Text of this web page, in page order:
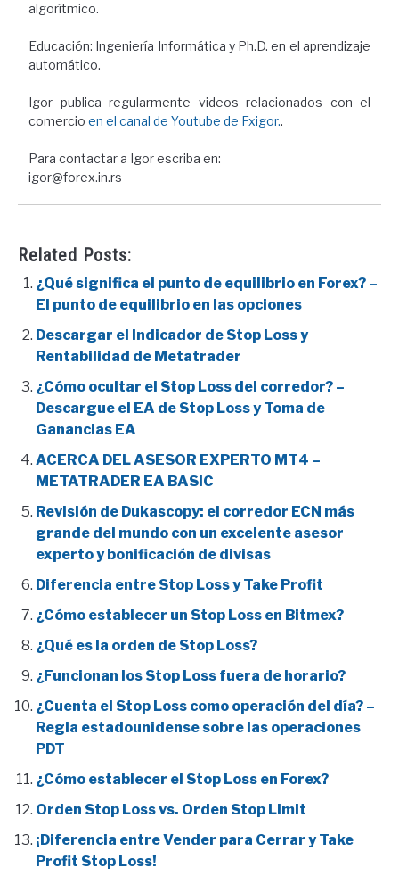
algorítmico.
Educación: Ingeniería Informática y Ph.D. en el aprendizaje
automático.
Igor publica regularmente videos relacionados con el
comercio en el canal de Youtube de Fxigor..
Para contactar a Igor escriba en:
igor@forex.in.rs
Related Posts:
¿Qué significa el punto de equilibrio en Forex? –
El punto de equilibrio en las opciones
Descargar el Indicador de Stop Loss y
Rentabilidad de Metatrader
¿Cómo ocultar el Stop Loss del corredor? –
Descargue el EA de Stop Loss y Toma de
Ganancias EA
ACERCA DEL ASESOR EXPERTO MT4 –
METATRADER EA BASIC
Revisión de Dukascopy: el corredor ECN más
grande del mundo con un excelente asesor
experto y bonificación de divisas
Diferencia entre Stop Loss y Take Profit
¿Cómo establecer un Stop Loss en Bitmex?
¿Qué es la orden de Stop Loss?
¿Funcionan los Stop Loss fuera de horario?
¿Cuenta el Stop Loss como operación del día? –
Regla estadounidense sobre las operaciones
PDT
¿Cómo establecer el Stop Loss en Forex?
Orden Stop Loss vs. Orden Stop Limit
¡Diferencia entre Vender para Cerrar y Take
Profit Stop Loss!